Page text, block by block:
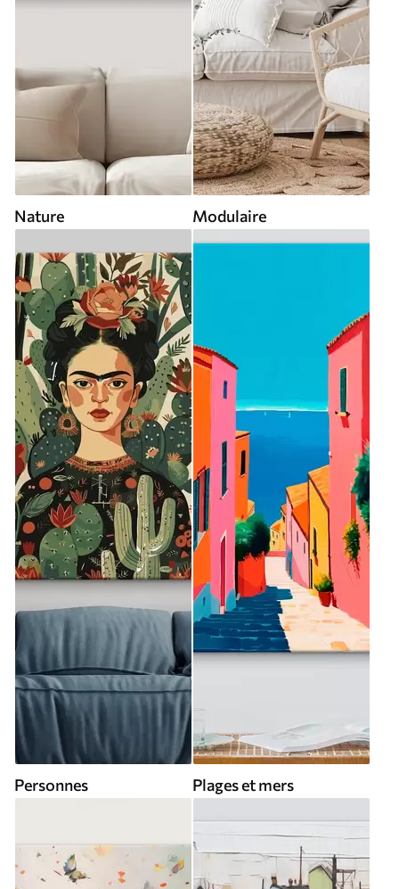
Nature Modulaire
Personnes Plages et mers